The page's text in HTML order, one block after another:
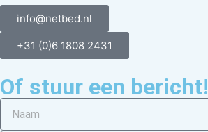
info@netbed.nl
+31 (0)6 1808 2431
Of stuur een bericht!